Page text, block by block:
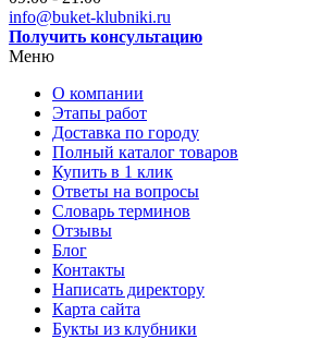
info@buket-klubniki.ru
Получить консультацию
Меню
О компании
Этапы работ
Доставка по городу
Полный каталог товаров
Купить в 1 клик
Ответы на вопросы
Словарь терминов
Отзывы
Блог
Контакты
Написать директору
Карта сайта
Букты из клубники